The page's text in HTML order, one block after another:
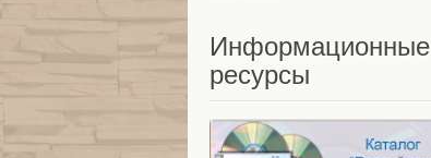
Информационные
ресурсы